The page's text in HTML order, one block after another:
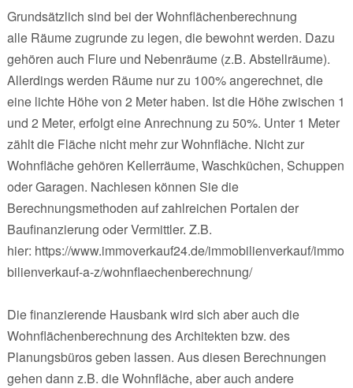
Grundsätzlich sind bei der Wohnflächenberechnung
alle Räume zugrunde zu legen, die bewohnt werden. Dazu
gehören auch Flure und Nebenräume (z.B. Abstellräume).
Allerdings werden Räume nur zu 100% angerechnet, die
eine lichte Höhe von 2 Meter haben. Ist die Höhe zwischen 1
und 2 Meter, erfolgt eine Anrechnung zu 50%. Unter 1 Meter
zählt die Fläche nicht mehr zur Wohnfläche. Nicht zur
Wohnfläche gehören Kellerräume, Waschküchen, Schuppen
oder Garagen. Nachlesen können Sie die
Berechnungsmethoden auf zahlreichen Portalen der
Baufinanzierung oder Vermittler. Z.B.
hier: https://www.immoverkauf24.de/immobilienverkauf/immo
bilienverkauf-a-z/wohnflaechenberechnung/
Die finanzierende Hausbank wird sich aber auch die
Wohnflächenberechnung des Architekten bzw. des
Planungsbüros geben lassen. Aus diesen Berechnungen
gehen dann z.B. die Wohnfläche, aber auch andere